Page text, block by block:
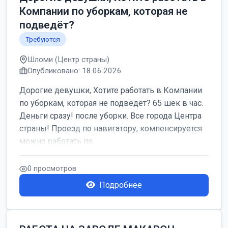
Компании по уборкам, которая не
подведёт?
Требуются
Шломи (Центр страны)
Опубликовано: 18.06.2026
Дорогие девушки, Хотите работать в Компании
по уборкам, которая не подведёт? 65 шек в час.
Деньги сразу! после уборки. Все города Центра
страны! Проезд по навигатору, компенсируется.
можно работать по...
0 просмотров
Подробнее